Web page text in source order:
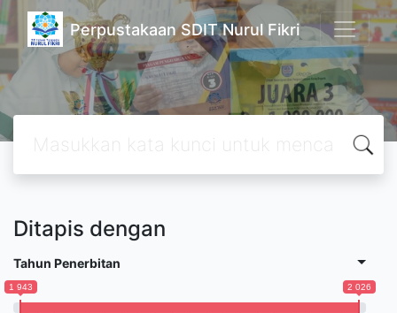
Perpustakaan SDIT Nurul Fikri
Ditapis dengan
Tahun Penerbitan
1 943 2 026